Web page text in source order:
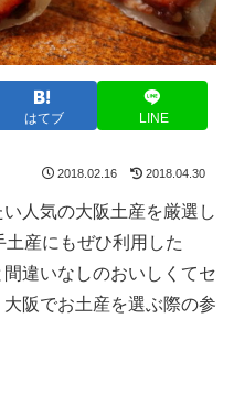
はてブ LINE
2018.02.16 2018.04.30
人気の大阪土産を厳選し
産にもぜひ利用した
違いなしのおいしくてセ
阪でお土産を選ぶ際の参